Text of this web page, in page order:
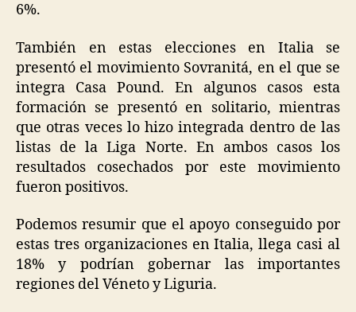
6%.
También en estas elecciones en Italia se
presentó el movimiento Sovranitá, en el que se
integra Casa Pound. En algunos casos esta
formación se presentó en solitario, mientras
que otras veces lo hizo integrada dentro de las
listas de la Liga Norte. En ambos casos los
resultados cosechados por este movimiento
fueron positivos.
Podemos resumir que el apoyo conseguido por
estas tres organizaciones en Italia, llega casi al
18% y podrían gobernar las importantes
regiones del Véneto y Liguria.